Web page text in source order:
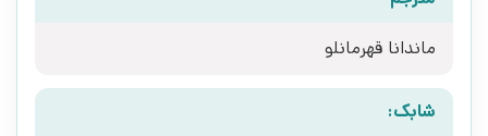
ماندانا قهرمانلو
شابک: